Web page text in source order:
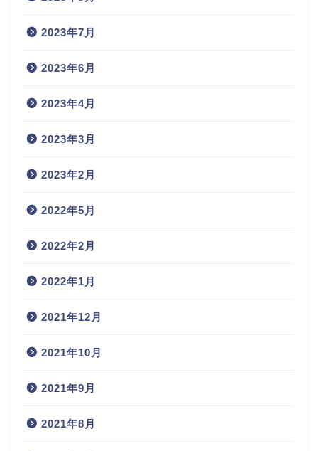
2023年7月
2023年6月
2023年4月
2023年3月
2023年2月
2022年5月
2022年2月
2022年1月
2021年12月
2021年10月
2021年9月
2021年8月